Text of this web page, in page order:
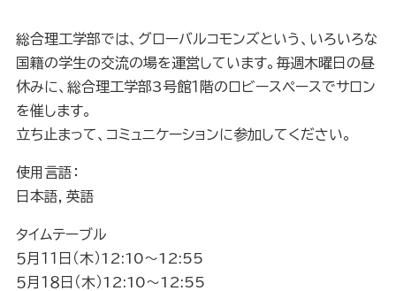
総合理工学部では、グローバルコモンズという、いろいろな
国籍の学生の交流の場を運営しています。毎週木曜日の昼
休みに、総合理工学部3号館１階のロビースペースでサロン
を催します。
立ち止まって、コミュニケーションに参加してください。
使用言語：
日本語，英語
タイムテーブル
５月１１日（木）12:10～12:55
５月１８日（木）12:10～12:55